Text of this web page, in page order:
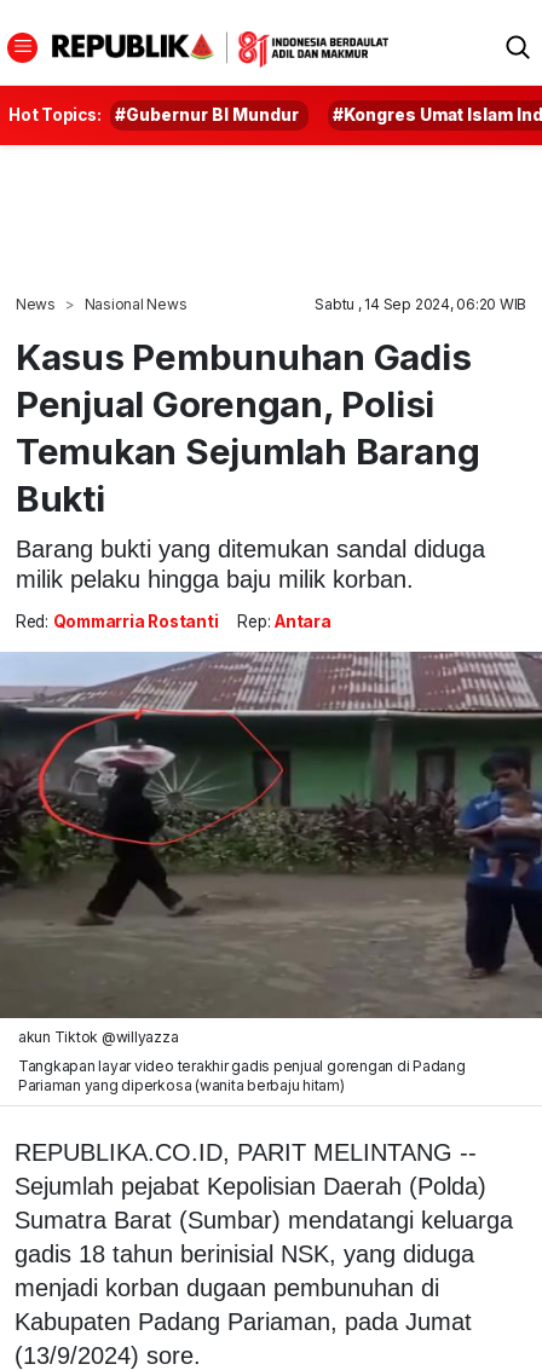
Hot Topics: #Gubernur BI Mundur #Kongres Umat Islam
News Nasional News Sabtu , 14 Sep 2024, 06:20 WIB
Kasus Pembunuhan Gadis
Penjual Gorengan, Polisi
Temukan Sejumlah Barang
Bukti
Barang bukti yang ditemukan sandal diduga
milik pelaku hingga baju milik korban.
Red: Qommarria Rostanti Rep: Antara
akun Tiktok @willyazza
Tangkapan layar video terakhir gadis penjual gorengan di Padang
Pariaman yang diperkosa (wanita berbaju hitam)
REPUBLIKA.CO.ID, PARIT MELINTANG --
Sejumlah pejabat Kepolisian Daerah (Polda)
Sumatra Barat (Sumbar) mendatangi keluarga
gadis 18 tahun berinisial NSK, yang diduga
menjadi korban dugaan pembunuhan di
Kabupaten Padang Pariaman, pada Jumat
(13/9/2024) sore.